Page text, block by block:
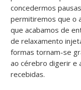
concedermos
permitiremos que o
que acabamos de
de relaxamento
formas tornam-se
ao cérebro digerir e
recebidas.